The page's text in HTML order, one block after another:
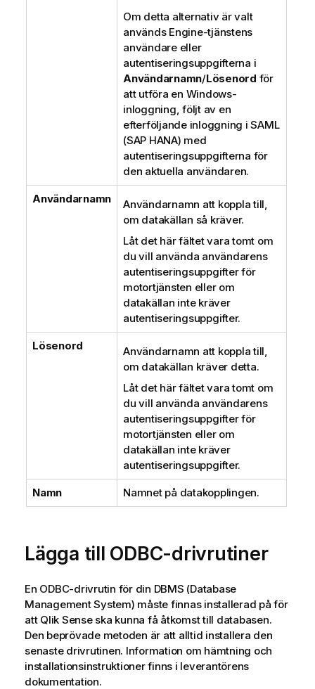
Om detta alternativ är valt
används Engine-tjänstens
användare eller
autentiseringsuppgifterna i
Användarnamn/Lösenord för
att utföra en Windows-
inloggning, följt av en
efterföljande inloggning iSAML
(SAP HANA) med
autentiseringsuppgifterna för
den aktuella användaren.
Användarnamn
Användarnamn att koppla till,
om datakällan så kräver.
Låt det här fältet vara tomt om
du vill använda användarens
autentiseringsuppgifter för
motortjänsten eller om
datakällan inte kräver
autentiseringsuppgifter.
Lösenord
Användarnamn att koppla till,
om datakällan kräver detta.
Låt det här fältet vara tomt om
du vill använda användarens
autentiseringsuppgifter för
motortjänsten eller om
datakällan inte kräver
autentiseringsuppgifter.
Namn Namnet på datakopplingen.
Lägga till ODBC-drivrutiner
En ODBC-drivrutin för din DBMS (Database
Management System) måste finnas installerad på för
att Qlik Senseska kunna få åtkomst till databasen.
Den beprövade metoden är att alltid installera den
senaste drivrutinen. Information om hämtning och
installationsinstruktioner finns i leverantörens
dokumentation.